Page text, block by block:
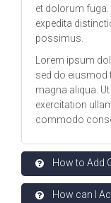
et dolorum
expedita
possimus.
Lorem ipsum
sed do eiusmod
magna aliqua.
exercitation
commodo
How to Add
How can I